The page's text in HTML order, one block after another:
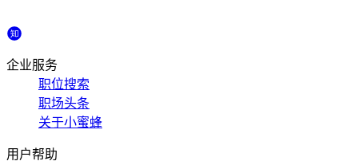
企业服务
职位搜索
职场头条
关于小蜜蜂
用户帮助